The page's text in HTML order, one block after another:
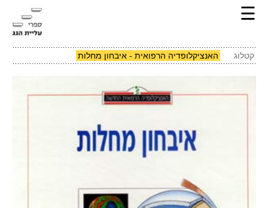
☰
קטלוג האנציקלופדיה הרפואית - איבחון מחלות